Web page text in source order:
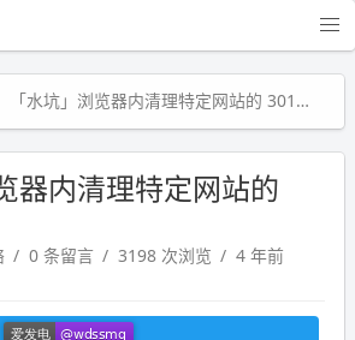
「水坑」浏览器内清理特定网站的 301 缓存
器内清理特定网站的
0 条留言 3198 次浏览
4 年前